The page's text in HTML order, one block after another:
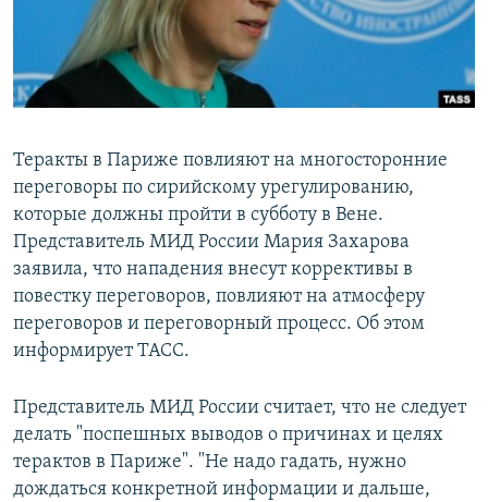
Теракты в Париже повлияют на многосторонние
переговоры по сирийскому урегулированию,
которые должны пройти в субботу в Вене.
Представитель МИД России Мария Захарова
заявила, что нападения внесут коррективы в
повестку переговоров, повлияют на атмосферу
переговоров и переговорный процесс. Об этом
информирует ТАСС.
Представитель МИД России считает, что не следует
делать "поспешных выводов о причинах и целях
терактов в Париже". "Не надо гадать, нужно
дождаться конкретной информации и дальше,